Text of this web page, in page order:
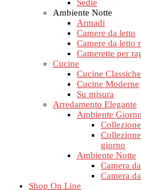
Sedie
Ambiente Notte
Armadi
Camere da letto
Camere da letto
Camerette per
Cucine
Cucine Classiche
Cucine Moderne
Su misura
Arredamento Elegante
Ambiente Giorno
giorno
Ambiente Notte
Camera
Camera
Shop On Line